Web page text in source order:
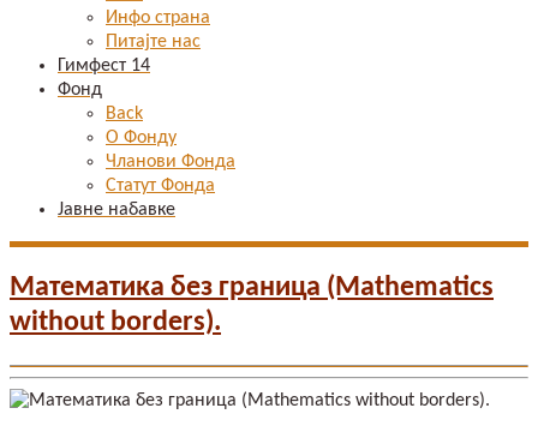
Инфо страна
Питајте нас
Гимфест 14
Фонд
Back
О Фонду
Чланови Фонда
Статут Фонда
Јавне набавке
Математика без граница (Mathematics
without borders).